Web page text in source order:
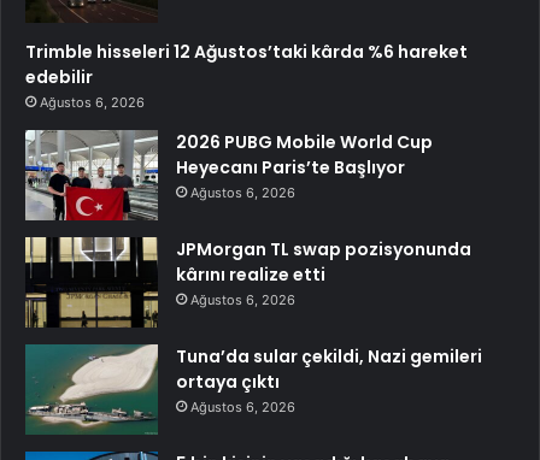
Trimble hisseleri 12 Ağustos’taki kârda %6 hareket
edebilir
Ağustos 6, 2026
2026 PUBG Mobile World Cup
Heyecanı Paris’te Başlıyor
Ağustos 6, 2026
JPMorgan TL swap pozisyonunda
kârını realize etti
Ağustos 6, 2026
Tuna’da sular çekildi, Nazi gemileri
ortaya çıktı
Ağustos 6, 2026